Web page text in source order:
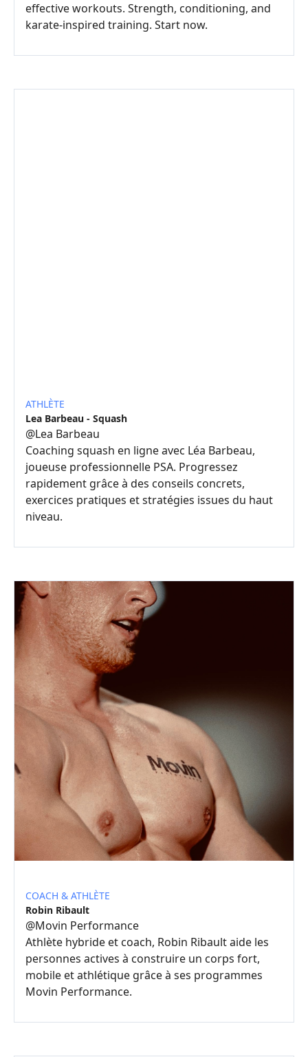
effective workouts. Strength, conditioning, and
karate-inspired training. Start now.
ATHLÈTE
Lea Barbeau - Squash
@Lea Barbeau
Coaching squash en ligne avec Léa Barbeau,
joueuse professionnelle PSA. Progressez
rapidement grâce à des conseils concrets,
exercices pratiques et stratégies issues du haut
niveau.
COACH & ATHLÈTE
Robin Ribault
@Movin Performance
Athlète hybride et coach, Robin Ribault aide les
personnes actives à construire un corps fort,
mobile et athlétique grâce à ses programmes
Movin Performance.